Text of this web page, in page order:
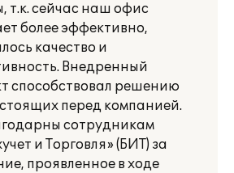
т.к. сейчас наш офис
более эффективно,
качество и
Внедренный
способствовал решению
перед компанией.
сотрудникам
и Торговля» (БИТ) за
проявленное в ходе